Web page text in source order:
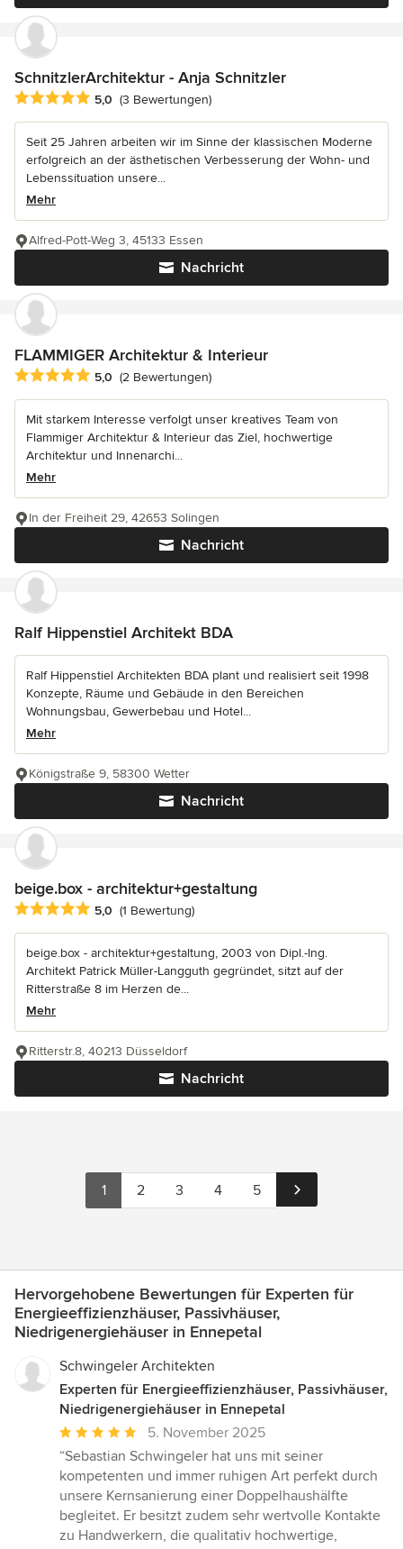
SchnitzlerArchitektur - Anja Schnitzler
Durchschnittliche Bewertung: 5 von 5 Sternen
5,0 (3 Bewertungen)
Seit 25 Jahren arbeiten wir im Sinne der klassischen Moderne
erfolgreich an der ästhetischen Verbesserung der Wohn- und
Lebenssituation unsere...
Mehr
Nachricht
Alfred-Pott-Weg 3, 45133 Essen
FLAMMIGER Architektur & Interieur
Durchschnittliche Bewertung: 5 von 5 Sternen
5,0 (2 Bewertungen)
Mit starkem Interesse verfolgt unser kreatives Team von
Flammiger Architektur & Interieur das Ziel, hochwertige
Architektur und Innenarchi...
Mehr
Nachricht
In der Freiheit 29, 42653 Solingen
Ralf Hippenstiel Architekt BDA
Ralf Hippenstiel Architekten BDA plant und realisiert seit 1998
Konzepte, Räume und Gebäude in den Bereichen
Wohnungsbau, Gewerbebau und Hotel...
Mehr
Nachricht
Königstraße 9, 58300 Wetter
beige.box - architektur+gestaltung
Durchschnittliche Bewertung: 5 von 5 Sternen
5,0 (1 Bewertung)
beige.box - architektur+gestaltung, 2003 von Dipl.-Ing.
Architekt Patrick Müller-Langguth gegründet, sitzt auf der
Ritterstraße 8 im Herzen de...
Mehr
Nachricht
Ritterstr.8, 40213 Düsseldorf
1 2 3 4 5
Hervorgehobene Bewertungen für Experten für
Energieeffizienzhäuser, Passivhäuser,
Niedrigenergiehäuser in Ennepetal
Schwingeler Architekten
Experten für Energieeffizienzhäuser, Passivhäuser,
Niedrigenergiehäuser in Ennepetal
Durchschnittliche
Bewertung:
5
von
5
Sternen
5. November 2025
“Sebastian Schwingeler hat uns mit seiner
kompetenten und immer ruhigen Art perfekt durch
unsere Kernsanierung einer Doppelhaushälfte
begleitet. Er besitzt zudem sehr wertvolle Kontakte
zu Handwerkern, die qualitativ hochwertige,